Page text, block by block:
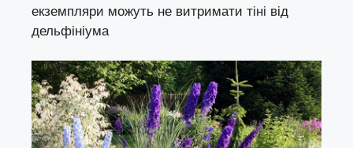
екземпляри можуть не витримати тіні від
дельфініума